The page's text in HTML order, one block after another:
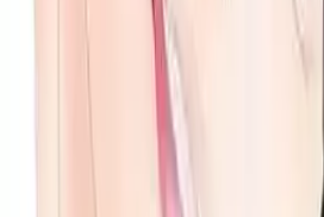
Sayfa ve Boyut
Sayfa Sayısı: 192
Boyut: Normal Boy
Cilt Durumu: Ciltsiz